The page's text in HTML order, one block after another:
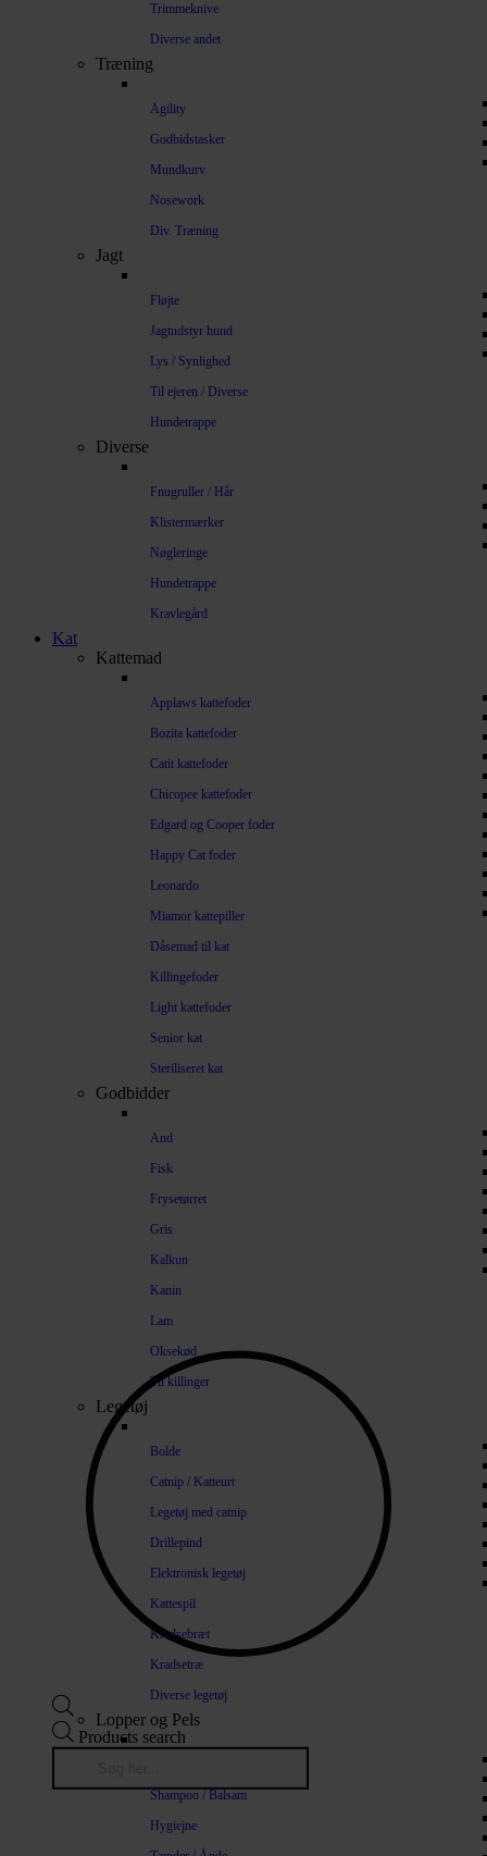
Trimmeknive
Diverse andet
Træning
Agility
Godbidstasker
Mundkurv
Nosework
Div. Træning
Jagt
Fløjte
Jagtudstyr hund
Lys / Synlighed
Til ejeren / Diverse
Hundetrappe
Diverse
Fnugruller / Hår
Klistermærker
Nøgleringe
Hundetrappe
Kravlegård
Kat
Kattemad
Applaws kattefoder
Bozita kattefoder
Catit kattefoder
Chicopee kattefoder
Edgard og Cooper foder
Happy Cat foder
Leonardo
Miamor kattepiller
Dåsemad til kat
Killingefoder
Light kattefoder
Senior kat
Steriliseret kat
Godbidder
And
Fisk
Frysetørret
Gris
Kalkun
Kanin
Lam
Oksekød
Til killinger
Legetøj
Bolde
Catnip / Katteurt
Legetøj med catnip
Drillepind
Elektronisk legetøj
Kattespil
Kradsebræt
Kradsetræ
Diverse legetøj
Lopper og Pels
Shampoo / Balsam
Hygiejne
Products search